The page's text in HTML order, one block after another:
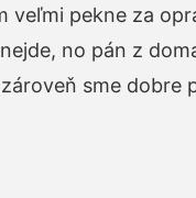
veľmi pekne za
no pán z
sme dobre